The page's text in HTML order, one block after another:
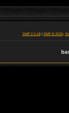
SMF 2.0.18| SMF © 2020,